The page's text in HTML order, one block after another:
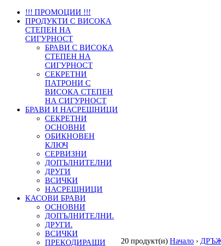
!!! ПРОМОЦИИ !!!
ПРОДУКТИ С ВИСОКА
СТЕПЕН НА
СИГУРНОСТ
БРАВИ С ВИСОКА
СТЕПЕН НА
СИГУРНОСТ
СЕКРЕТНИ
ПАТРОНИ С
ВИСОКА СТЕПЕН
НА СИГУРНОСТ
БРАВИ И НАСРЕЩНИЦИ
СЕКРЕТНИ
ОСНОВНИ
ОБИКНОВЕН
КЛЮЧ
СЕРВИЗНИ
ДОПЪЛНИТЕЛНИ
ДРУГИ
ВСИЧКИ
НАСРЕЩНИЦИ
КАСОВИ БРАВИ
ОСНОВНИ
ДОПЪЛНИТЕЛНИ.
ДРУГИ.
ВСИЧКИ
ПРЕКОДИРАЩИ
20 продукт(и) Начало ›